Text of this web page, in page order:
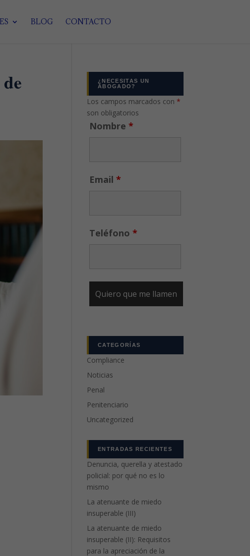
BLOG CONTACTO
¿NECESITAS UN
ABOGADO?
Los campos marcados con*
son obligatorios
Nombre*
Email*
Teléfono*
CATEGORÍAS
Compliance
Noticias
Penal
Penitenciario
Uncategorized
ENTRADAS RECIENTES
Denuncia, querella y atestado
policial: por qué no es lo
mismo
La atenuante de miedo
insuperable (III)
La atenuante de miedo
insuperable (II): Requisitos
para la apreciación de la